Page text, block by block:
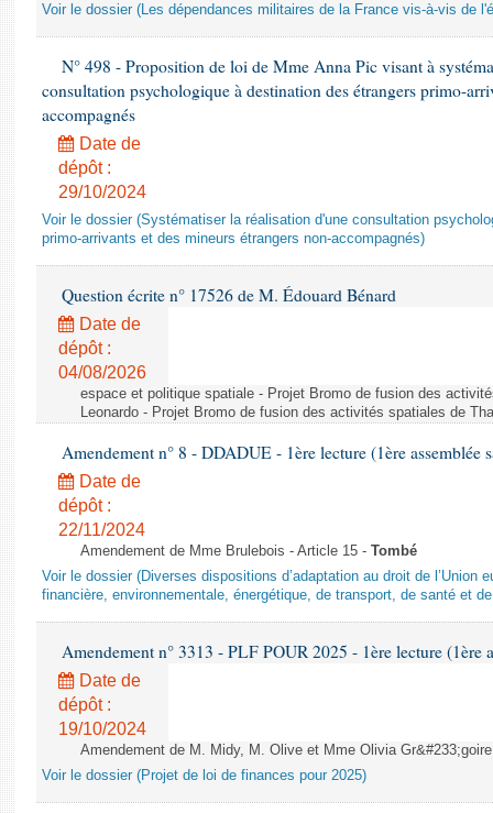
Voir le dossier (Les dépendances militaires de la France vis-à-vis de
N° 498 - Proposition de loi de Mme Anna Pic visant à
consultation psychologique à destination des étrangers primo-
accompagnés
Date de
dépôt :
29/10/2024
Voir le dossier (Systématiser la réalisation d'une consultation
primo-arrivants et des mineurs étrangers non-accompagnés)
Question écrite n° 17526 de M. Édouard Bénard
Date de
dépôt :
04/08/2026
espace et politique spatiale - Projet Bromo de fusion des
Leonardo - Projet Bromo de fusion des activités spatiales de
Amendement n° 8 - DDADUE - 1ère lecture (1ère assemblée
Date de
dépôt :
22/11/2024
Amendement de Mme Brulebois - Article 15 - Tombé
Voir le dossier (Diverses dispositions d’adaptation au droit de l’Union
financière, environnementale, énergétique, de transport, de santé et
Amendement n° 3313 - PLF POUR 2025 - 1ère lecture (1ère
Date de
dépôt :
19/10/2024
Amendement de M. Midy, M. Olive et Mme Olivia
Voir le dossier (Projet de loi de finances pour 2025)